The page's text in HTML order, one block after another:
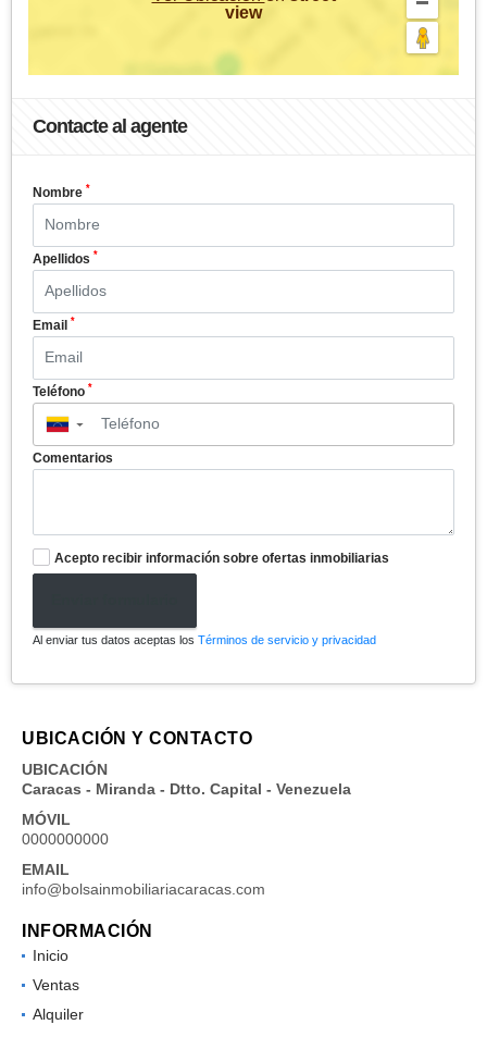
view
Contacte al agente
Nombre *
Apellidos *
Email *
Teléfono *
▼
Comentarios
Acepto recibir información sobre ofertas inmobiliarias
Al enviar tus datos aceptas los Términos de servicio y privacidad
UBICACIÓN Y CONTACTO
UBICACIÓN
Caracas - Miranda - Dtto. Capital - Venezuela
MÓVIL
0000000000
EMAIL
info@bolsainmobiliariacaracas.com
INFORMACIÓN
Inicio
Ventas
Alquiler